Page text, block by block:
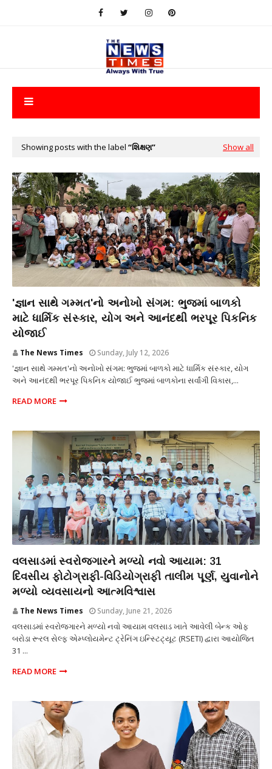
Showing posts with the label શિક્ષણ Show all
'જ્ઞાન સાથે ગમ્મત'નો અનોખો સંગમ: ભુજમાં બાળકો
માટે ધાર્મિક સંસ્કાર, યોગ અને આનંદથી ભરપૂર પિકનિક
યોજાઈ
The News Times Sunday, July 12, 2026
'જ્ઞાન સાથે ગમ્મત'નો અનોખો સંગમ: ભુજમાં બાળકો માટે ધાર્મિક સંસ્કાર, યોગ
અને આનંદથી ભરપૂર પિકનિક યોજાઈ ભુજમાં બાળકોના સર્વાંગી વિકાસ,...
READ MORE
વલસાડમાં સ્વરોજગારને મળ્યો નવો આયામ: 31
દિવસીય ફોટોગ્રાફી-વિડિયોગ્રાફી તાલીમ પૂર્ણ, યુવાનોને
મળ્યો વ્યવસાયનો આત્મવિશ્વાસ
The News Times Sunday, June 21, 2026
વલસાડમાં સ્વરોજગારને મળ્યો નવો આયામ વલસાડ ખાતે આવેલી બેન્ક ઓફ
બરોડા રૂરલ સેલ્ફ એમ્પ્લોયમેન્ટ ટ્રેનિંગ ઇન્સ્ટિટ્યૂટ (RSETI) દ્વારા આયોજિત
31 ...
READ MORE